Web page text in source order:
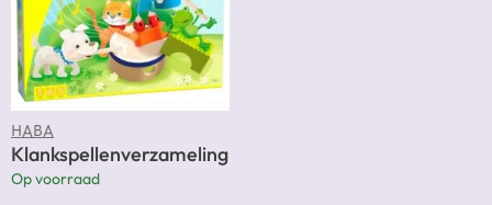
HABA
Klankspellenverzameling
Op voorraad